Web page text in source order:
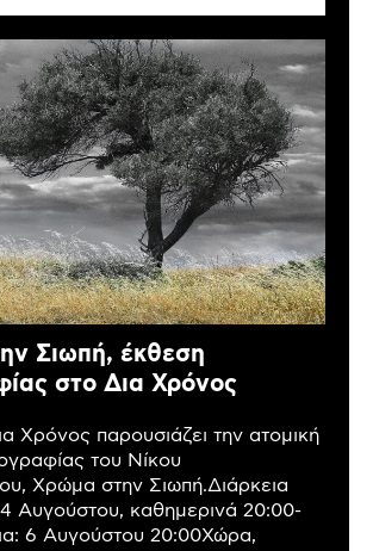
Σιωπή, έκθεση
στο Δια Χρόνος
Χρόνος παρουσιάζει την ατομική
του Νίκου
Χρώμα στην Σιωπή.Διάρκεια
Αυγούστου, καθημερινά 20:00-
6 Αυγούστου 20:00Χώρα,